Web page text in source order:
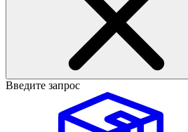
Введите запрос